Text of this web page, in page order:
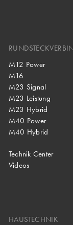
M12 Power
M16
M23 Signal
M23 Leistung
M23 Hybrid
M40 Power
M40 Hybrid
Technik Center
Videos
HAUSTECHNIK